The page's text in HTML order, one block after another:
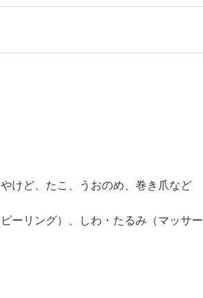
けど、たこ、うおのめ、巻き爪など
ーリング）、しわ・たるみ（マッサー